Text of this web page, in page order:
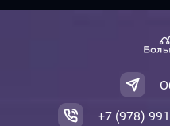
+7 (978)